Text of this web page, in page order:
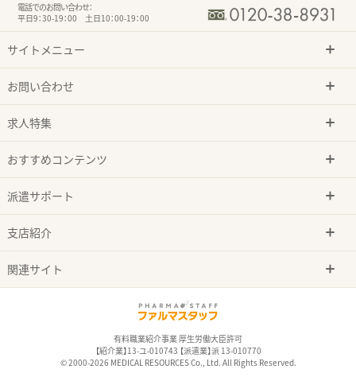
電話でのお問い合わせ：
平日9：30-19：00 土日10：00-19：00
サイトメニュー
お問い合わせ
求人特集
おすすめコンテンツ
派遣サポート
支店紹介
関連サイト
有料職業紹介事業 厚生労働大臣許可
【紹介業】13-ユ-010743 【派遣業】派 13-010770
© 2000-2026 MEDICAL RESOURCES Co., Ltd. All Rights Reserved.